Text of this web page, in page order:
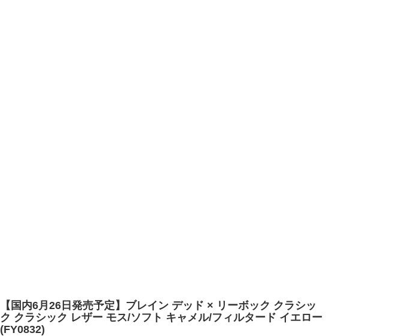
【国内6月26日発売予定】ブレイン デッド × リーボック クラシッ
ク クラシック レザー モス/ソフト キャメル/フィルタード イエロー
(FY0832)